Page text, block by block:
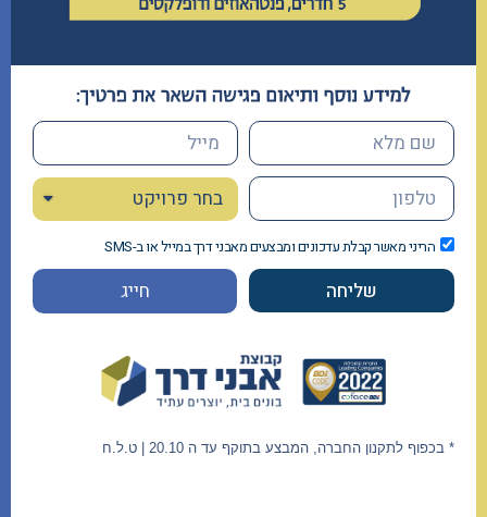
הריני מאשר קבלת עדכונים ומבצעים מאבני דרך במייל או ב-SMS
שליחה חייג
* בכפוף לתקנון החברה, המבצע בתוקף עד ה 20.10 | ט.ל.ח